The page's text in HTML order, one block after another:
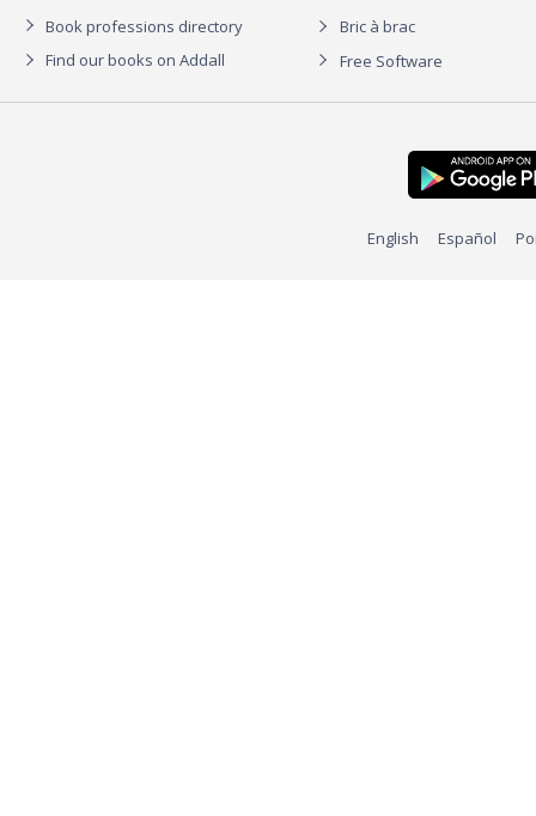
Book professions directory
Find our books on Addall
Bric à brac
Free Software
English Español